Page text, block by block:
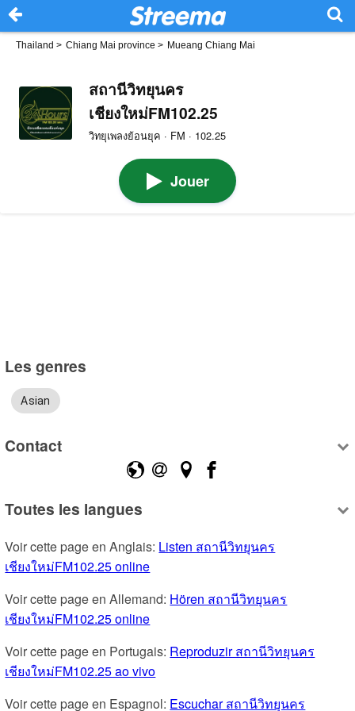
Thailand > Chiang Mai province > Mueang Chiang Mai
สถานีวิทยุนคร
เชียงใหม่FM102.25
วิทยุเพลงย้อนยุค · FM · 102.25
Jouer
Les genres
Asian
Contact
Toutes les langues
Voir cette page en Anglais: Listen สถานีวิทยุนคร
เชียงใหม่FM102.25 online
Voir cette page en Allemand: Hören สถานีวิทยุนคร
เชียงใหม่FM102.25 online
Voir cette page en Portugais: Reproduzir สถานีวิทยุนคร
เชียงใหม่FM102.25 ao vivo
Voir cette page en Espagnol: Escuchar สถานีวิทยุนคร